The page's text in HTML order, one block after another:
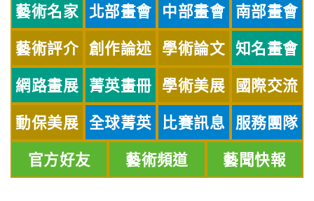
藝術名家 北部畫會 中部畫會 南部畫會
藝術評介 創作論述 學術論文 知名畫會
網路畫展 菁英畫冊 學術美展 國際交流
動保美展 全球菁英 比賽訊息 服務團隊
官方好友 藝術頻道 藝聞快報